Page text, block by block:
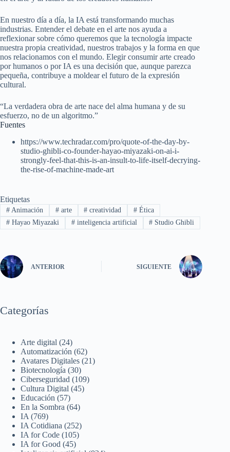
En nuestro día a día, la IA está transformando muchas
industrias. Entender el debate en el arte nos ayuda a
reflexionar sobre cómo queremos que la tecnología impacte
nuestra propia creatividad, nuestros trabajos y la forma en que
nos relacionamos con el mundo. Elegir consumir arte creado
por humanos o por IA es una decisión que, aunque parezca
pequeña, contribuye a moldear el futuro de la expresión
cultural.
“La verdadera obra de arte nace del alma humana y de su
esfuerzo, no de un algoritmo.”
Fuentes
https://www.techradar.com/pro/quote-of-the-day-by-
studio-ghibli-co-founder-hayao-miyazaki-on-ai-i-
strongly-feel-that-this-is-an-insult-to-life-itself-decrying-
the-rise-of-machine-made-art
Etiquetas
#Animación #arte # creatividad # Ética
#Hayao Miyazaki #inteligencia artificial # Studio Ghibli
ANTERIOR SIGUIENTE
Categorías
Arte digital (24)
Automatización (62)
Avatares Digitales (21)
Biotecnología (30)
Ciberseguridad (109)
Cultura Digital (45)
Educación (57)
En la Sombra (64)
IA (769)
IA Cotidiana (252)
IA for Code (105)
IA for Good (45)